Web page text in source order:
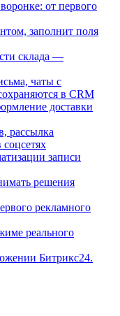
от первого
заполнит поля
склада —
чаты с
в CRM
доставки
рассылка
записи
решения
рекламного
реального
Битрикс24.